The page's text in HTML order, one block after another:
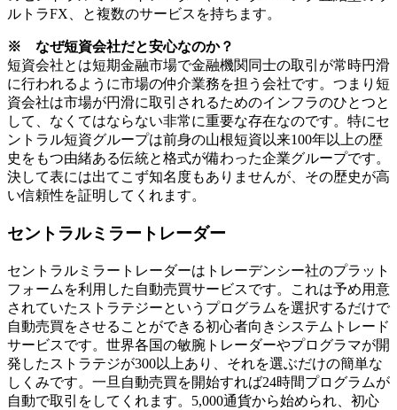
ルトラFX、と複数のサービスを持ちます。
※ なぜ短資会社だと安心なのか？
短資会社とは短期金融市場で金融機関同士の取引が常時円滑
に行われるように市場の仲介業務を担う会社です。つまり短
資会社は市場が円滑に取引されるためのインフラのひとつと
して、 なくてはならない非常に重要な存在なのです。特にセ
ントラル短資グループは前身の山根短資以来100年以上の歴
史をもつ由緒ある伝統と格式が備わった企業グループです。
決して表には出てこず知名度もありませんが、その歴史が高
い信頼性を証明してくれます。
セントラルミラートレーダー
セントラルミラートレーダーはトレーデンシー社のプラット
フォームを利用した自動売買サービスです。これは予め用意
されていたストラテジーというプログラムを選択するだけで
自動売買をさせることができる初心者向きシステムトレード
サービスです。世界各国の敏腕トレーダーやプログラマが開
発したストラテジが300以上あり、それを選ぶだけの簡単な
しくみです。一旦自動売買を開始すれば24時間プログラムが
自動で取引をしてくれます。5,000通貨から始められ、初心